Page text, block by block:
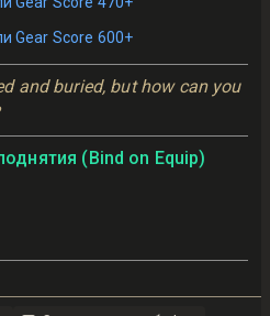
Gear Score 600+
and buried, but how can you
(Bind on Equip)